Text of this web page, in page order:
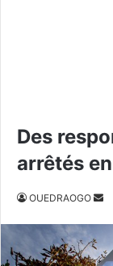
Des
arrêtés
OUEDRAOGO
o